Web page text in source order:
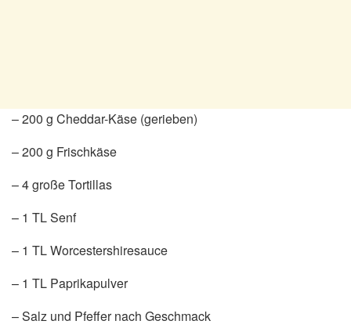
– 200 g Cheddar-Käse (gerieben)
– 200 g Frischkäse
– 4 große Tortillas
– 1 TL Senf
– 1 TL Worcestershiresauce
– 1 TL Paprikapulver
– Salz und Pfeffer nach Geschmack